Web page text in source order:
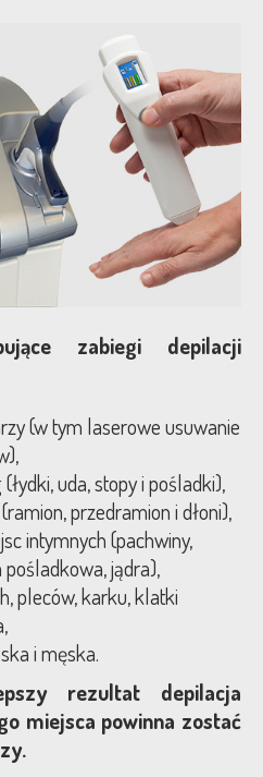
zabiegi depilacji
(w tym laserowe usuwanie
uda, stopy i pośladki),
przedramion i dłoni),
intymnych (pachwiny,
jądra),
pleców, karku, klatki
i męska.
rezultat depilacja
miejsca powinna zostać